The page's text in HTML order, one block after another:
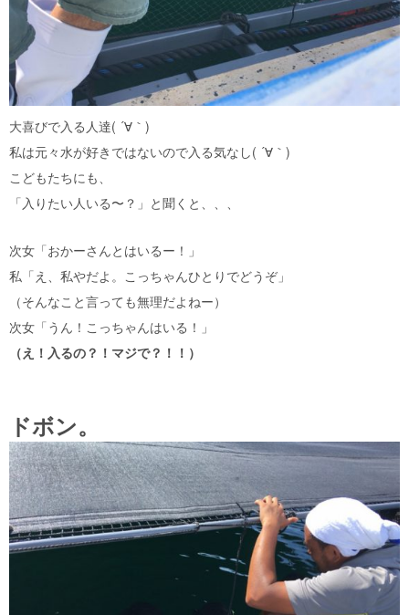
大喜びで入る人達( ´∀｀)
私は元々水が好きではないので入る気なし( ´∀｀)
こどもたちにも、
「入りたい人いる〜？」と聞くと、、、
次女「おかーさんとはいるー！」
私「え、私やだよ。こっちゃんひとりでどうぞ」
（そんなこと言っても無理だよねー）
次女「うん！こっちゃんはいる！」
（え！入るの？！マジで？！！）
ドボン。